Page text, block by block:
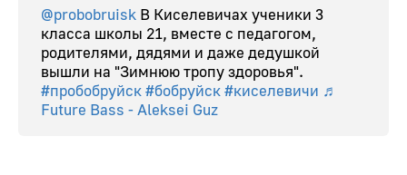
@probobruisk В Киселевичах ученики 3
класса школы 21, вместе с педагогом,
родителями, дядями и даже дедушкой
вышли на "Зимнюю тропу здоровья".
#пробобруйск#бобруйск#киселевичи ♬
Future Bass - Aleksei Guz